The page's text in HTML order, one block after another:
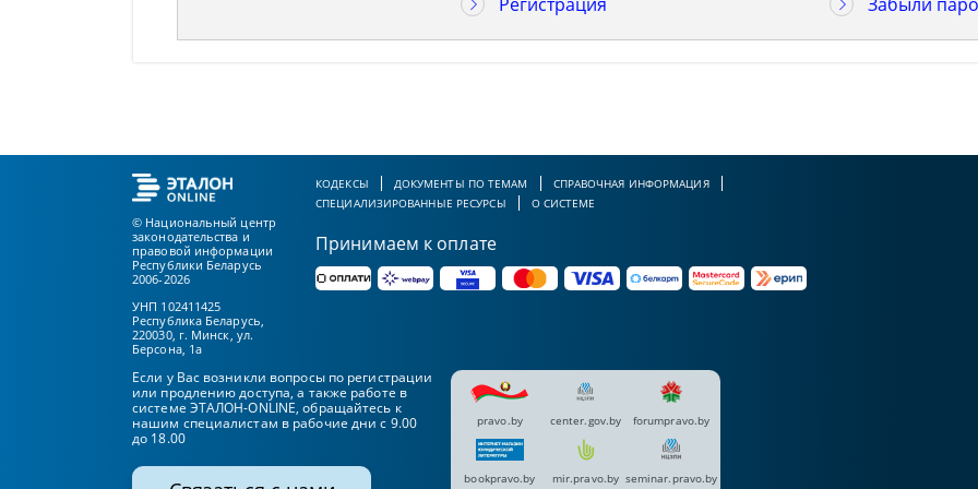
© Национальный центр
законодательства и
правовой информации
Республики Беларусь
2006-2026
УНП 102411425
Республика Беларусь,
220030, г. Минск, ул.
Берсона, 1а
КОДЕКСЫ ДОКУМЕНТЫ ПО ТЕМАМ
СПРАВОЧНАЯ ИНФОРМАЦИЯ
СПЕЦИАЛИЗИРОВАННЫЕ РЕСУРСЫ
О СИСТЕМЕ
Принимаем к оплате
Если у Вас возникли вопросы по регистрации
или продлению доступа, а также работе в
системе ЭТАЛОН-ONLINE, обращайтесь к
нашим специалистам в рабочие дни с 9.00
до 18.00
pravo.by center.gov.by forumpravo.by
bookpravo.by mir.pravo.by seminar.pravo.by